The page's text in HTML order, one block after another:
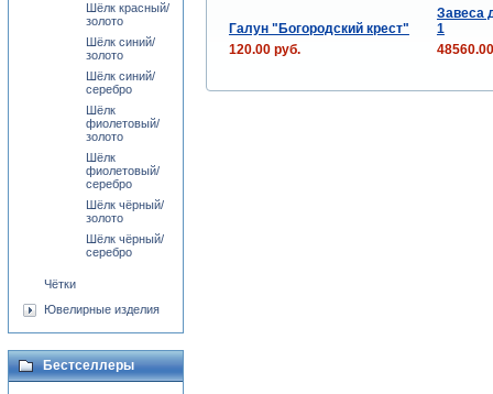
Галун "Богородский крест"
Завеса
1
120.00 руб.
Шёлк красный/
золото
Шёлк синий/
золото
Шёлк синий/
серебро
Шёлк
фиолетовый/
золото
Шёлк
фиолетовый/
серебро
Шёлк чёрный/
золото
Шёлк чёрный/
серебро
Чётки
Ювелирные изделия
Бестселлеры